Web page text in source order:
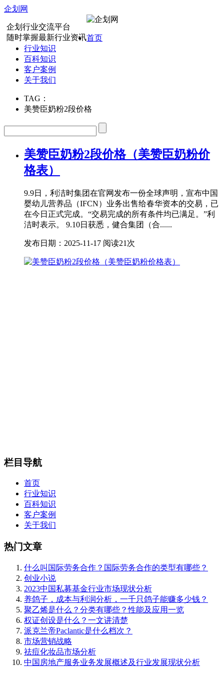
企划网
企划行业交流平台
随时掌握最新行业资讯首页
行业知识
百科知识
客户案例
关于我们
TAG：
美赞臣奶粉2段价格
美赞臣奶粉2段价格（美赞臣奶粉价
格表）
9.9日，利洁时集团在官网发布一份全球声明，宣布中国
婴幼儿营养品（IFCN）业务出售给春华资本的交易，已
在今日正式完成。“交易完成的所有条件均已满足。”利
洁时表示。 9.10日获悉，健合集团（合......
发布日期：2025-11-17 阅读21次
栏目导航
首页
行业知识
百科知识
客户案例
关于我们
热门文章
什么叫国际劳务合作？国际劳务合作的类型有哪些？
创业小说
2023中国私募基金行业市场现状分析
养鸽子，成本与利润分析，一千只鸽子能赚多少钱？
聚乙烯是什么？分类有哪些？性能及应用一览
权证创设是什么？一文讲清楚
派克兰帝Paclantic是什么档次？
市场营销战略
祛痘化妆品市场分析
中国房地产服务业务发展概述及行业发展现状分析